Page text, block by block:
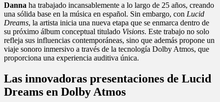
Danna ha trabajado incansablemente a lo largo de 25 años, creando
una sólida base en la música en español. Sin embargo, con Lucid
Dreams, la artista inicia una nueva etapa que se enmarca dentro de
su próximo álbum conceptual titulado Visions. Este trabajo no solo
refleja sus influencias contemporáneas, sino que además propone un
viaje sonoro inmersivo a través de la tecnología Dolby Atmos, que
proporciona una experiencia auditiva única.
Las innovadoras presentaciones de Lucid
Dreams en Dolby Atmos